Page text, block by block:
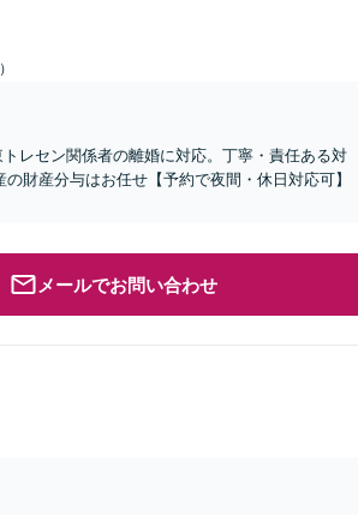
レセン関係者の離婚に対応。丁寧・責任ある対
財産分与はお任せ【予約で夜間・休日対応可】
メールでお問い合わせ